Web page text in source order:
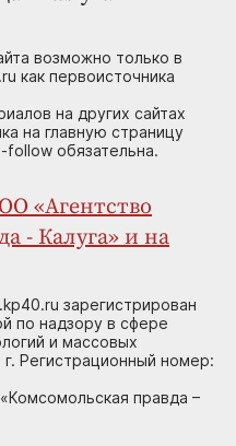
возможно только в
как первоисточника
на других сайтах
на главную страницу
обязательна.
«Агентство
- Калуга» и на
зарегистрирован
по надзору в сфере
и массовых
г. Регистрационный номер:
правда –